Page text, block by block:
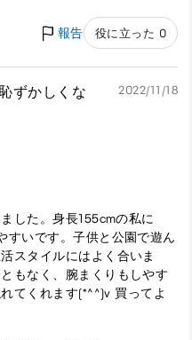
報告 役に立った 0
ずかしくな
2022/11/18
した。身長155cmの私に
すいです。子供と公園で遊ん
スタイルにはよく合いま
もなく、腕まくりもしやす
てくれます(*^^)v 買ってよ